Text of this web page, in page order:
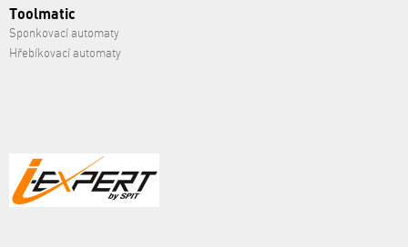
Toolmatic
Sponkovací automaty
Hřebíkovací automaty